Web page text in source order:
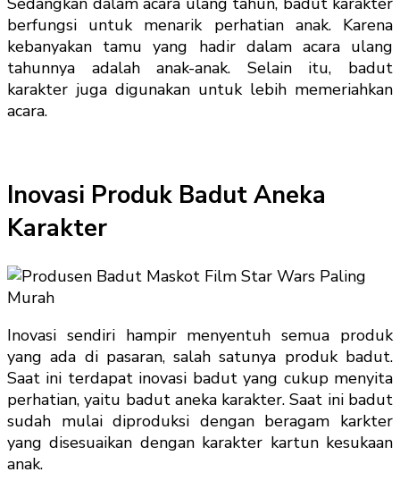
berfungsi untuk menarik perhatian anak. Karena
kebanyakan tamu yang hadir dalam acara ulang
tahunnya adalah anak-anak. Selain itu, badut
karakter juga digunakan untuk lebih memeriahkan
acara.
Inovasi Produk Badut Aneka
Karakter
Inovasi sendiri hampir menyentuh semua produk
yang ada di pasaran, salah satunya produk badut.
Saat ini terdapat inovasi badut yang cukup menyita
perhatian, yaitu badut aneka karakter. Saat ini badut
sudah mulai diproduksi dengan beragam karkter
yang disesuaikan dengan karakter kartun kesukaan
anak.